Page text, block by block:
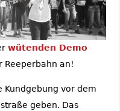
wütenden Demo
Reeperbahn an!
Kundgebung vor dem
geben. Das